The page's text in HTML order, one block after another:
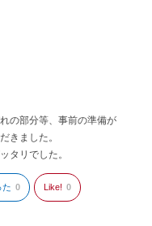
の部分等、事前の準備が
きました。
タリでした。
た 0 Like! 0